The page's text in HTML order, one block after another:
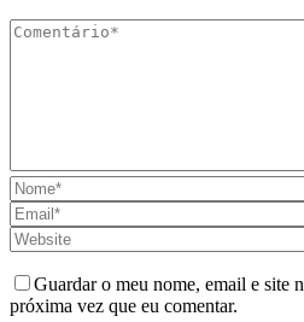
Guardar o meu nome, email e site
próxima vez que eu comentar.